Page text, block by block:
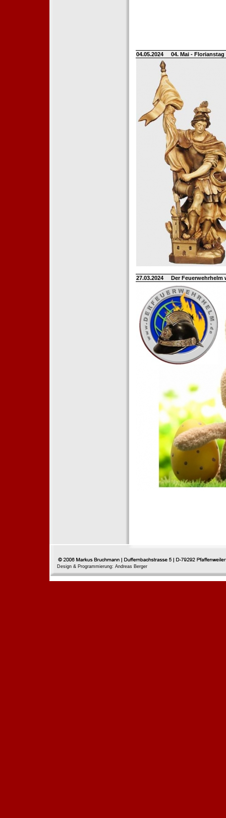
04.05.2024 04. Mai -
27.03.2024 Der
Design & Programmierung: Andreas Berger